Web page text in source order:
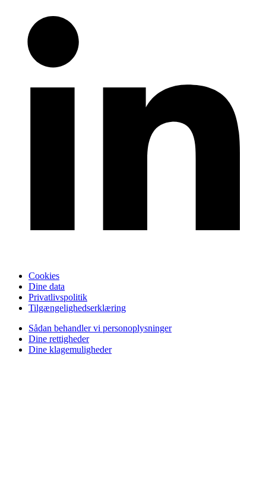
Cookies
Dine data
Privatlivspolitik
Tilgængelighedserklæring
Sådan behandler vi personoplysninger
Dine rettigheder
Dine klagemuligheder